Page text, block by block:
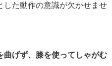
した動作の意識が欠かせませ
曲げず、膝を使ってしゃがむ